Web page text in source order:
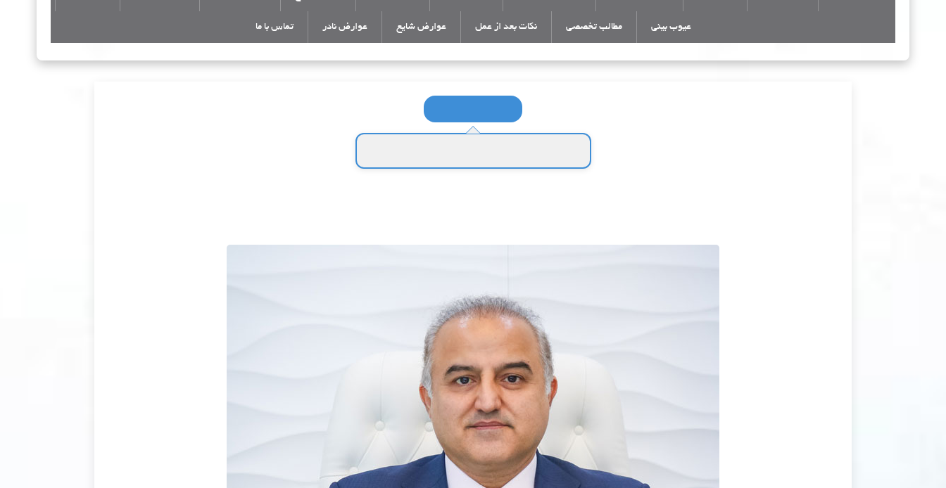
عیوب بینی مطالب تخصصی نکات بعد از عمل عوارض شایع عوارض نادر تماس با ما